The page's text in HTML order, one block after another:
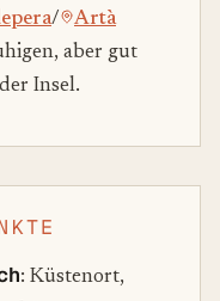
/
Artà
aber gut
Insel.
: Küstenort,